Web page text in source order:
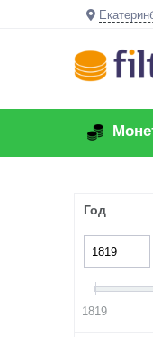
Год
1819